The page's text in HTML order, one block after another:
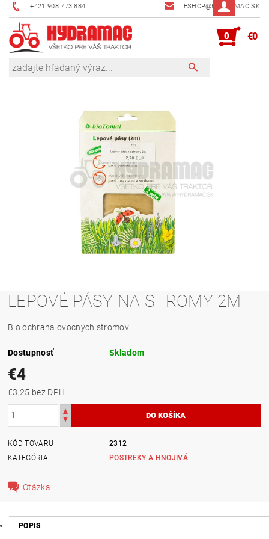
+421 908 773 884 ESHOP@HYDRAMAC.SK
0 €0
LEPOVÉ PÁSY NA STROMY 2M
Bio ochrana ovocných stromov
Dostupnosť Skladom
€4
€3,25 bez DPH
KÓD TOVARU
2312
KATEGÓRIA
POSTREKY A HNOJIVÁ
Otázka
POPIS